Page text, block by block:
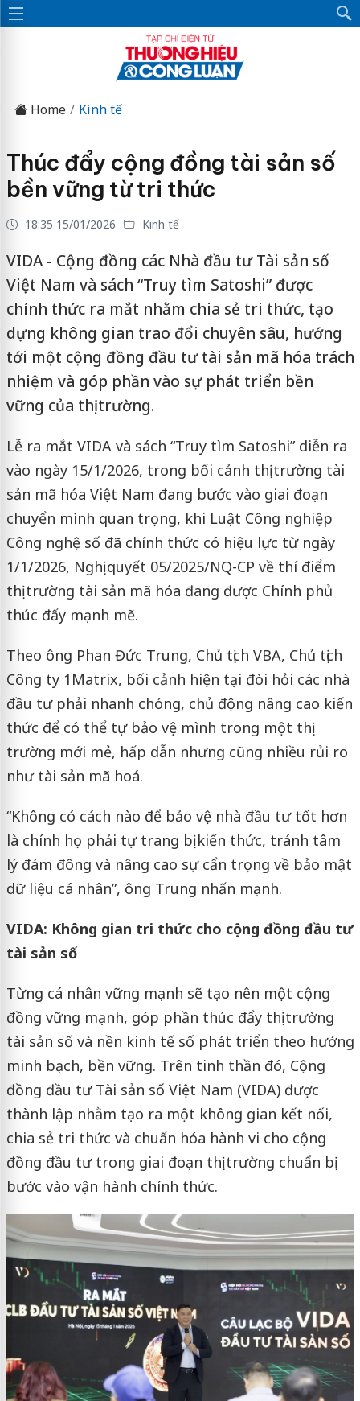
Home Kinh tế
Thúc đẩy cộng đồng tài sản số
bền vững từ tri thức
18:35 15/01/2026 Kinh tế
VIDA - Cộng đồng các Nhà đầu tư Tài sản số
Việt Nam và sách “Truy tìm Satoshi” được
chính thức ra mắt nhằm chia sẻ tri thức, tạo
dựng không gian trao đổi chuyên sâu, hướng
tới một cộng đồng đầu tư tài sản mã hóa trách
nhiệm và góp phần vào sự phát triển bền
vững của thị trường.
Lễ ra mắt VIDA và sách “Truy tìm Satoshi” diễn ra
vào ngày 15/1/2026, trong bối cảnh thị trường tài
sản mã hóa Việt Nam đang bước vào giai đoạn
chuyển mình quan trọng, khi Luật Công nghiệp
Công nghệ số đã chính thức có hiệu lực từ ngày
1/1/2026, Nghị quyết 05/2025/NQ-CP về thí điểm
thị trường tài sản mã hóa đang được Chính phủ
thúc đẩy mạnh mẽ.
Theo ông Phan Đức Trung, Chủ tịch VBA, Chủ tịch
Công ty 1Matrix, bối cảnh hiện tại đòi hỏi các nhà
đầu tư phải nhanh chóng, chủ động nâng cao kiến
thức để có thể tự bảo vệ mình trong một thị
trường mới mẻ, hấp dẫn nhưng cũng nhiều rủi ro
như tài sản mã hoá.
“Không có cách nào để bảo vệ nhà đầu tư tốt hơn
là chính họ phải tự trang bị kiến thức, tránh tâm
lý đám đông và nâng cao sự cẩn trọng về bảo mật
dữ liệu cá nhân”, ông Trung nhấn mạnh.
VIDA: Không gian tri thức cho cộng đồng đầu tư
tài sản số
Từng cá nhân vững mạnh sẽ tạo nên một cộng
đồng vững mạnh, góp phần thúc đẩy thị trường
tài sản số và nền kinh tế số phát triển theo hướng
minh bạch, bền vững. Trên tinh thần đó, Cộng
đồng đầu tư Tài sản số Việt Nam (VIDA) được
thành lập nhằm tạo ra một không gian kết nối,
chia sẻ tri thức và chuẩn hóa hành vi cho cộng
đồng đầu tư trong giai đoạn thị trường chuẩn bị
bước vào vận hành chính thức.